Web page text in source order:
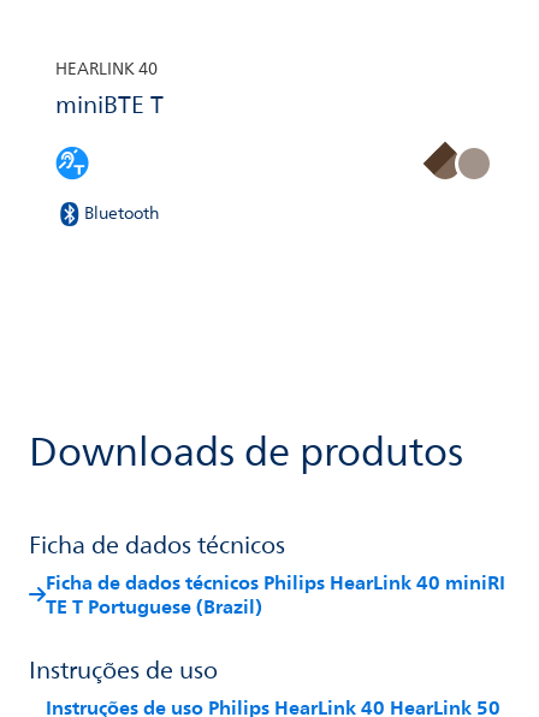
HEARLINK 40
miniBTE T
Bluetooth
Downloads de produtos
Ficha de dados técnicos
Ficha de dados técnicos Philips HearLink 40 miniRI
TE T Portuguese (Brazil)
Instruções de uso
Instruções de uso Philips HearLink 40 HearLink 50